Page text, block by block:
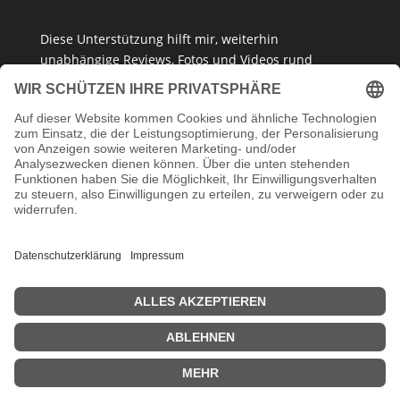
Diese Unterstützung hilft mir, weiterhin
unabhängige Reviews, Fotos und Videos rund
umKlemmbausteine ,Baukastensetsund
Meinung. Ich empfehle nur Produkte, die ich selbst
getestet habe oder die ich guten Gewissens
vertreten kann.
Danke, dass du mein Klemmbaustein-Herz unterstützt!
Impressum Datenschutzerklärung